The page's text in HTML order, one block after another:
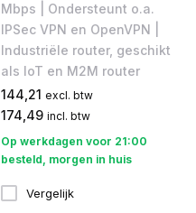
Mbps | Ondersteunt o.a.
IPSec VPN en OpenVPN |
Industriële router, geschikt
als IoT en M2M router
144,21 excl. btw
174,49 incl. btw
Op werkdagen voor 21:00
besteld, morgen in huis
Vergelijk